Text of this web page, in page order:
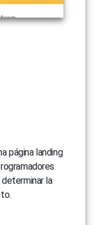
página landing
la